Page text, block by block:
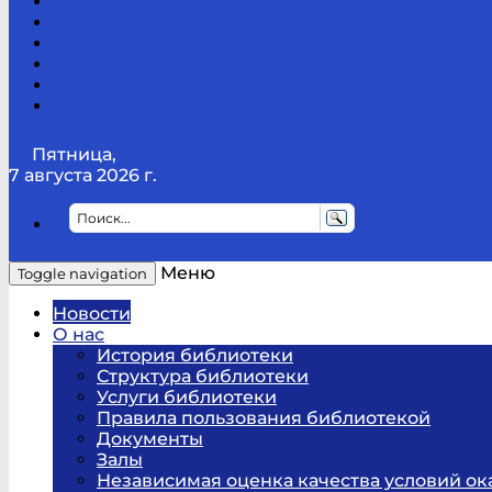
Пятница,
7 августа 2026 г.
Toggle navigation
Меню
Новости
О нас
История библиотеки
Структура библиотеки
Услуги библиотеки
Правила пользования библиотекой
Документы
Залы
Независимая оценка качества условий